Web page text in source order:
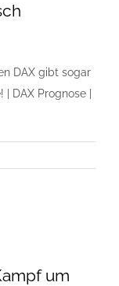
DAX gibt sogar
DAX Prognose |
um